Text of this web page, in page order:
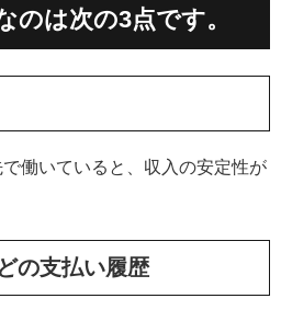
のは次の3点です。
働いていると、収入の安定性が
の支払い履歴